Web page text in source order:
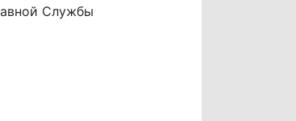
Службы